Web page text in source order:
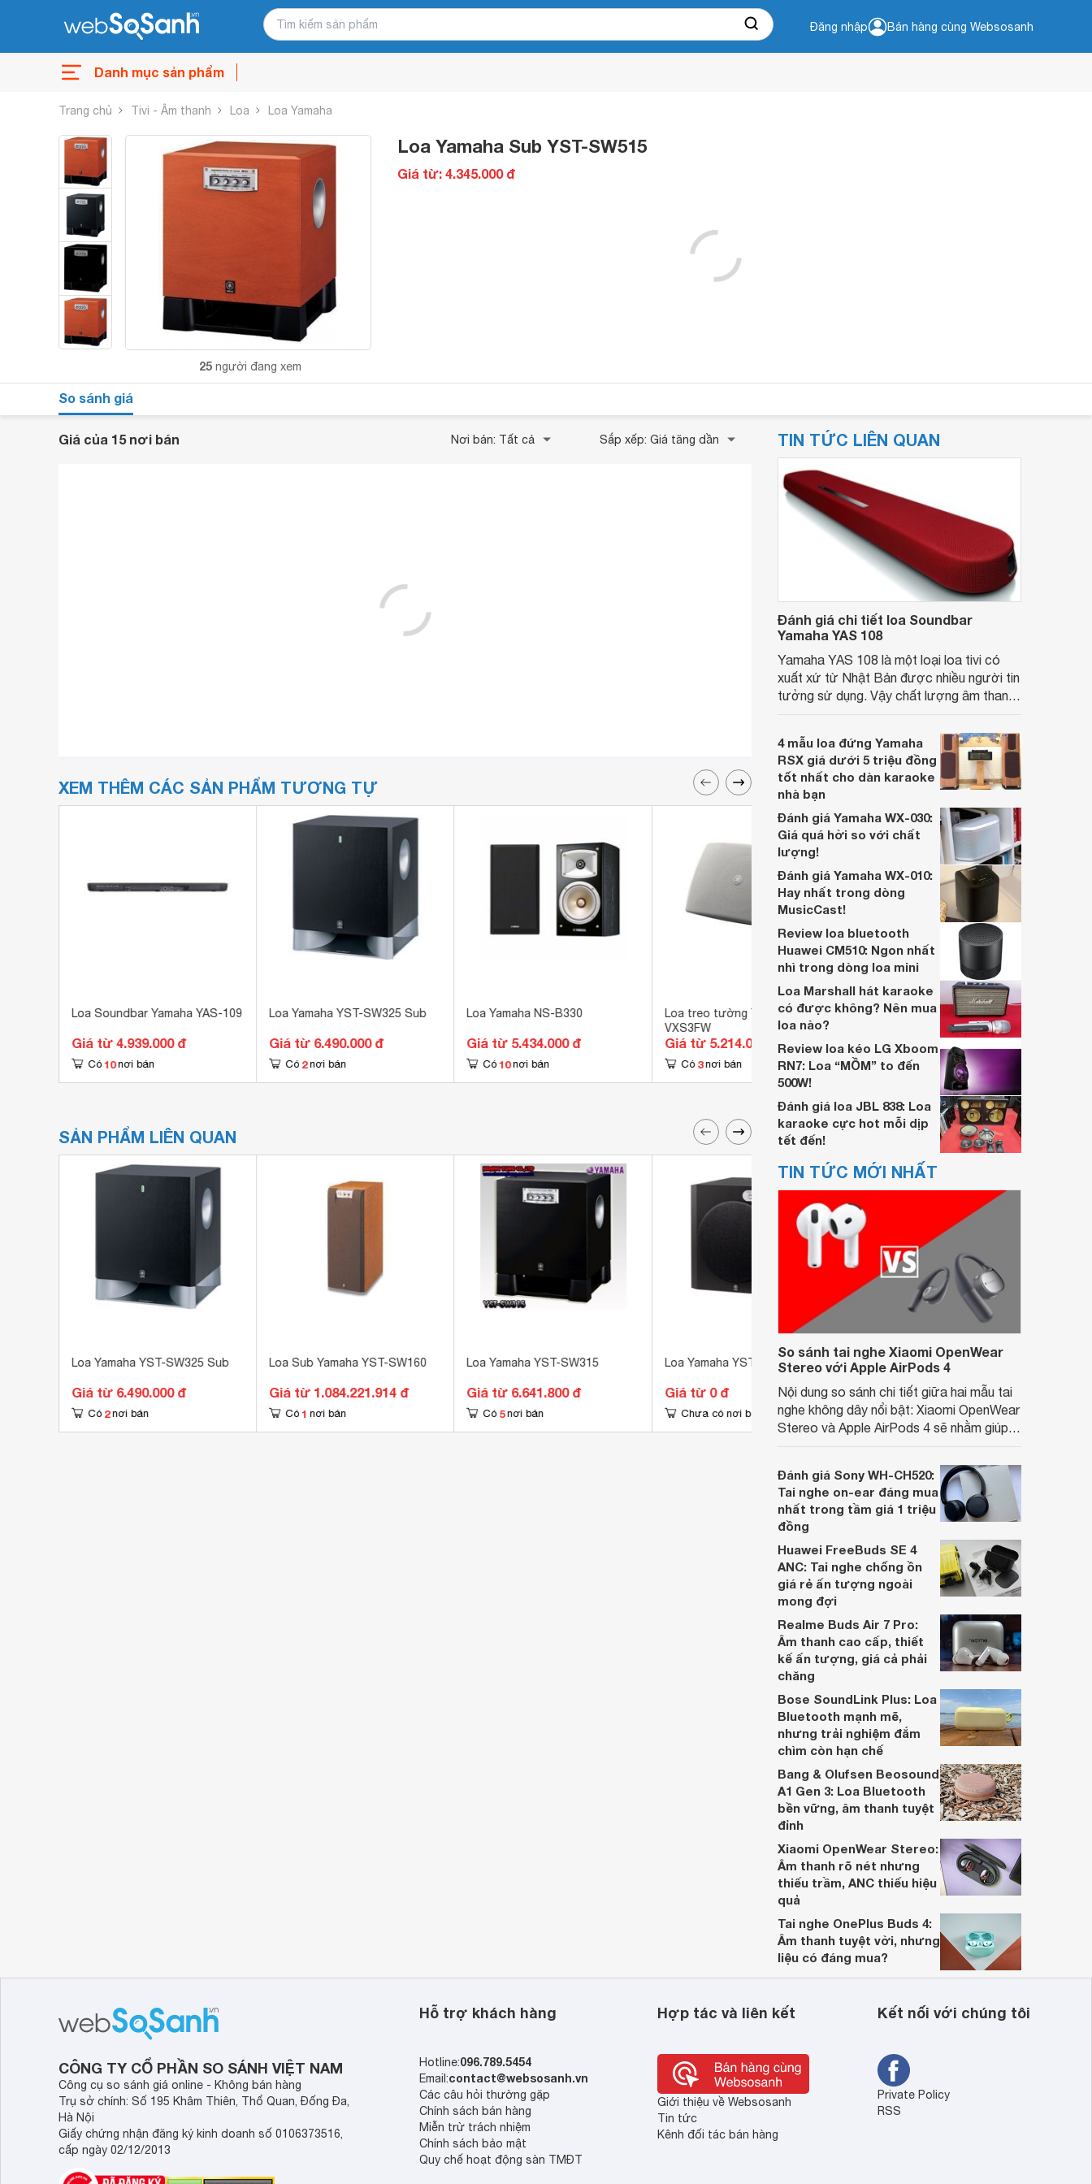
Đăng nhập Bán hàng cùng Websosanh
Danh mục sản phẩm
Trang chủ Tivi - Âm thanh Loa Loa Yamaha
25 người đang xem
Loa Yamaha Sub YST-SW515
Giá từ: 4.345.000 đ
So sánh giá
Giá của 15 nơi bán Nơi bán: Tất cả Sắp xếp: Giá tăng dần
XEM THÊM CÁC SẢN PHẨM TƯƠNG TỰ
Loa Soundbar Yamaha YAS-109
Giá từ 4.939.000 đ
Có 10 nơi bán
Loa Yamaha YST-SW325 Sub
Giá từ 6.490.000 đ
Có 2 nơi bán
Loa Yamaha NS-B330
Giá từ 5.434.000 đ
Có 10 nơi bán
Loa treo tường Yamaha
VXS3FW
Giá từ 5.214.000 đ
Có 3 nơi bán
Loa Bluetooth Yamaha WS-X1A
Giá từ 4.609.000 đ
Có 1 nơi bán
SẢN PHẨM LIÊN QUAN
Loa Yamaha YST-SW325 Sub
Giá từ 6.490.000 đ
Có 2 nơi bán
Loa Sub Yamaha YST-SW160
Giá từ 1.084.221.914 đ
Có 1 nơi bán
Loa Yamaha YST-SW315
Giá từ 6.641.800 đ
Có 5 nơi bán
Loa Yamaha YST-RSW300
Giá từ 0 đ
Chưa có nơi bán
Loa Sub Yamaha SW320
Giá từ 0 đ
Chưa có nơi bán
TIN TỨC LIÊN QUAN
Đánh giá chi tiết loa Soundbar
Yamaha YAS 108
Yamaha YAS 108 là một loại loa tivi có
xuất xứ từ Nhật Bản được nhiều người tin
tưởng sử dụng. Vậy chất lượng âm thanh
4 mẫu loa đứng Yamaha
RSX giá dưới 5 triệu đồng
tốt nhất cho dàn karaoke
nhà bạn
Đánh giá Yamaha WX-030:
Giá quá hời so với chất
lượng!
Đánh giá Yamaha WX-010:
Hay nhất trong dòng
MusicCast!
Review loa bluetooth
Huawei CM510: Ngon nhất
nhì trong dòng loa mini
Loa Marshall hát karaoke
có được không? Nên mua
loa nào?
Review loa kéo LG Xboom
RN7: Loa “MỒM” to đến
500W!
Đánh giá loa JBL 838: Loa
karaoke cực hot mỗi dịp
tết đến!
TIN TỨC MỚI NHẤT
So sánh tai nghe Xiaomi OpenWear
Stereo với Apple AirPods 4
Nội dung so sánh chi tiết giữa hai mẫu tai
nghe không dây nổi bật: Xiaomi OpenWear
Stereo và Apple AirPods 4 sẽ nhằm giúp
dựa trên nhu cầu và sở thích cá nhân. Cả
hai đều là sản phẩm chất lượng cao,
nhưng hướng tới đối tượng khách hàng
khác nhau.
Đánh giá Sony WH-CH520:
Tai nghe on-ear đáng mua
nhất trong tầm giá 1 triệu
đồng
Huawei FreeBuds SE 4
ANC: Tai nghe chống ồn
giá rẻ ấn tượng ngoài
mong đợi
Realme Buds Air 7 Pro:
Âm thanh cao cấp, thiết
kế ấn tượng, giá cả phải
chăng
Bose SoundLink Plus: Loa
Bluetooth mạnh mẽ,
nhưng trải nghiệm đắm
chìm còn hạn chế
Bang & Olufsen Beosound
A1 Gen 3: Loa Bluetooth
bền vững, âm thanh tuyệt
đỉnh
Xiaomi OpenWear Stereo:
Âm thanh rõ nét nhưng
thiếu trầm, ANC thiếu hiệu
quả
Tai nghe OnePlus Buds 4:
Âm thanh tuyệt vời, nhưng
liệu có đáng mua?
CÔNG TY CỔ PHẦN SO SÁNH VIỆT NAM
Công cụ so sánh giá online - Không bán hàng
Trụ sở chính: Số 195 Khâm Thiên, Thổ Quan, Đống Đa,
Hà Nội
Giấy chứng nhận đăng ký kinh doanh số 0106373516,
cấp ngày 02/12/2013
Hỗ trợ khách hàng
Hotline:096.789.5454
Email:contact@websosanh.vn
Các câu hỏi thường gặp
Chính sách bán hàng
Miễn trừ trách nhiệm
Chính sách bảo mật
Quy chế hoạt động sàn TMĐT
Hợp tác và liên kết
Giới thiệu về Websosanh
Tin tức
Kênh đối tác bán hàng
Kết nối với chúng tôi
Private Policy
RSS